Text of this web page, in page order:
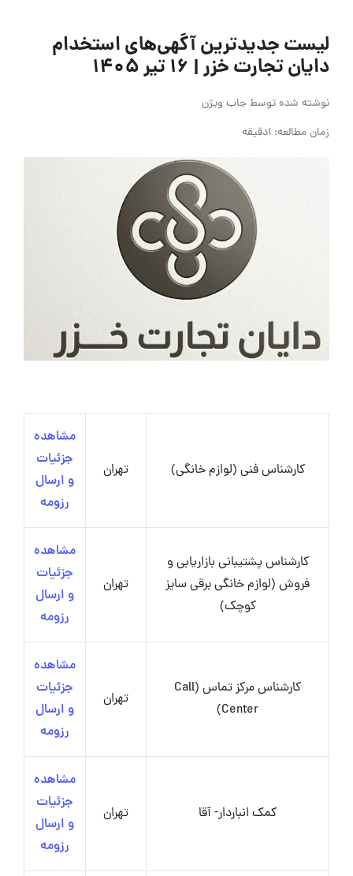
لیست جدیدترین آگهی‌های استخدام
دایان تجارت خزر | ۱۶ تیر ۱۴۰۵
نوشته شده توسطجاب ویژن
زمان مطالعه: 1دقیقه
کارشناس فنی (لوازم خانگی) تهران
مشاهده
جزئیات
و ارسال
رزومه
کارشناس پشتیبانی بازاریابی و
فروش (لوازم خانگی برقی سایز
کوچک)
تهران
مشاهده
جزئیات
و ارسال
رزومه
کارشناس مرکز تماس (Call
Center)
تهران
مشاهده
جزئیات
و ارسال
رزومه
کمک انباردار- آقا تهران
مشاهده
جزئیات
و ارسال
رزومه